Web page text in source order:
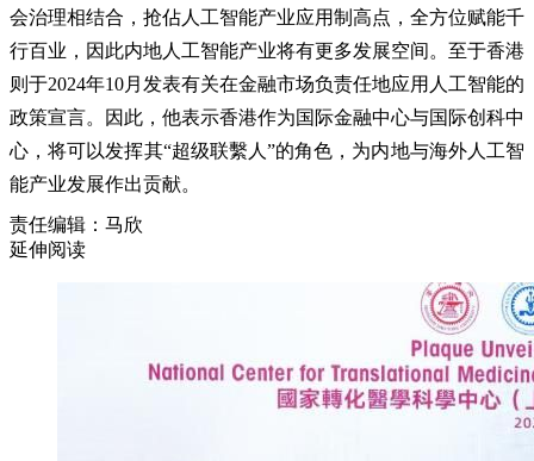
会治理相结合，抢佔人工智能产业应用制高点，全方位赋能千
行百业，因此内地人工智能产业将有更多发展空间。至于香港
则于2024年10月发表有关在金融市场负责任地应用人工智能的
政策宣言。因此，他表示香港作为国际金融中心与国际创科中
心，将可以发挥其“超级联繫人”的角色，为内地与海外人工智
能产业发展作出贡献。
责任编辑：马欣
延伸阅读